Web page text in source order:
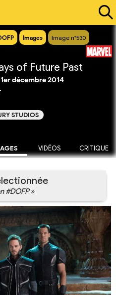
Images Image n°530
of Future Past
1er décembre 2014
STUDIOS
VIDÉOS CRITIQUE
#DOFP »